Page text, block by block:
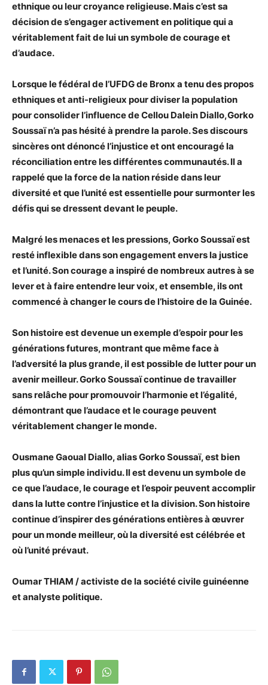
ethnique ou leur croyance religieuse. Mais c’est sa
décision de s’engager activement en politique qui a
véritablement fait de lui un symbole de courage et
d’audace.
Lorsque le fédéral de l’UFDG de Bronx a tenu des propos
ethniques et anti-religieux pour diviser la population
pour consolider l’influence de Cellou Dalein Diallo,Gorko
Soussaï n’a pas hésité à prendre la parole. Ses discours
sincères ont dénoncé l’injustice et ont encouragé la
réconciliation entre les différentes communautés. Il a
rappelé que la force de la nation réside dans leur
diversité et que l’unité est essentielle pour surmonter les
défis qui se dressent devant le peuple.
Malgré les menaces et les pressions, Gorko Soussaï est
resté inflexible dans son engagement envers la justice
et l’unité. Son courage a inspiré de nombreux autres à se
lever et à faire entendre leur voix, et ensemble, ils ont
commencé à changer le cours de l’histoire de la Guinée.
Son histoire est devenue un exemple d’espoir pour les
générations futures, montrant que même face à
l’adversité la plus grande, il est possible de lutter pour un
avenir meilleur. Gorko Soussaï continue de travailler
sans relâche pour promouvoir l’harmonie et l’égalité,
démontrant que l’audace et le courage peuvent
véritablement changer le monde.
Ousmane Gaoual Diallo, alias Gorko Soussaï, est bien
plus qu’un simple individu. Il est devenu un symbole de
ce que l’audace, le courage et l’espoir peuvent accomplir
dans la lutte contre l’injustice et la division. Son histoire
continue d’inspirer des générations entières à œuvrer
pour un monde meilleur, où la diversité est célébrée et
où l’unité prévaut.
Oumar THIAM / activiste de la société civile guinéenne
et analyste politique.